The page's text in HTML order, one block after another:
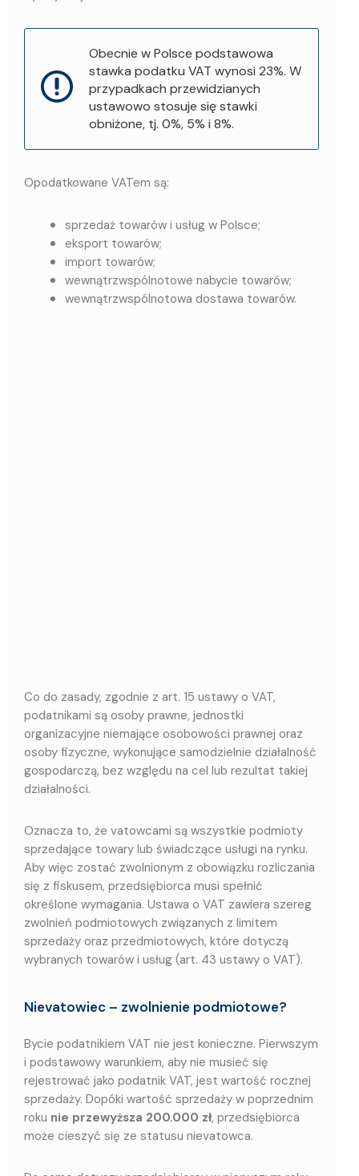
Obecnie w Polsce podstawowa
stawka podatku VAT wynosi 23%. W
przypadkach przewidzianych
ustawowo stosuje się stawki
obniżone, tj. 0%, 5% i 8%.
Opodatkowane VATem są:
sprzedaż towarów i usług w Polsce;
eksport towarów;
import towarów;
wewnątrzwspólnotowe nabycie towarów;
wewnątrzwspólnotowa dostawa towarów.
Co do zasady, zgodnie z art. 15 ustawy o VAT,
podatnikami są osoby prawne, jednostki
organizacyjne niemające osobowości prawnej oraz
osoby fizyczne, wykonujące samodzielnie działalność
gospodarczą, bez względu na cel lub rezultat takiej
działalności.
Oznacza to, że vatowcami są wszystkie podmioty
sprzedające towary lub świadczące usługi na rynku.
Aby więc zostać zwolnionym z obowiązku rozliczania
się z fiskusem, przedsiębiorca musi spełnić
określone wymagania. Ustawa o VAT zawiera szereg
zwolnień podmiotowych związanych z limitem
sprzedaży oraz przedmiotowych, które dotyczą
wybranych towarów i usług (art. 43 ustawy o VAT).
Nievatowiec – zwolnienie podmiotowe?
Bycie podatnikiem VAT nie jest konieczne. Pierwszym
i podstawowy warunkiem, aby nie musieć się
rejestrować jako podatnik VAT, jest wartość rocznej
sprzedaży. Dopóki wartość sprzedaży w poprzednim
roku nie przewyższa 200.000 zł, przedsiębiorca
może cieszyć się ze statusu nievatowca.